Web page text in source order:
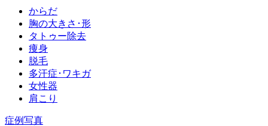
からだ
胸の大きさ･形
タトゥー除去
痩身
脱毛
多汗症･ワキガ
女性器
肩こり
症例写真